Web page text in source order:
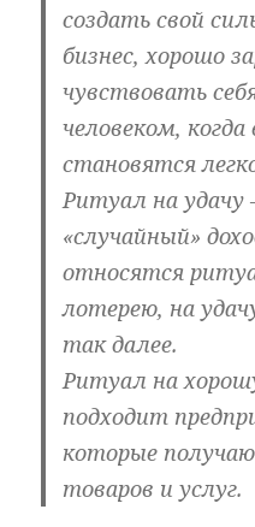
создать свой
бизнес, хорошо
чувствовать
человеком,
становятся
Ритуал на удачу
«случайный»
относятся
лотерею, на
так далее.
Ритуал на
подходит
которые
товаров и услуг.